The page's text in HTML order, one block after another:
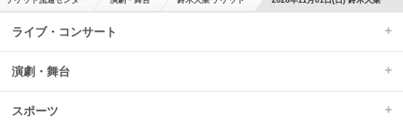
ライブ・コンサート
演劇・舞台
スポーツ